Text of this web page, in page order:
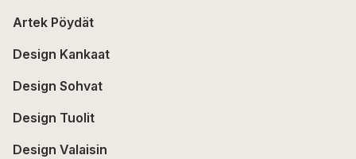
Artek Pöydät
Design Kankaat
Design Sohvat
Design Tuolit
Design Valaisin